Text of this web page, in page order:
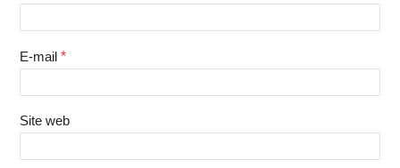
E-mail *
Site web